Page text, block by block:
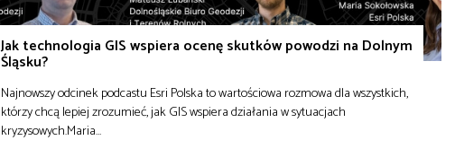
Jak technologia GIS wspiera ocenę skutków powodzi na Dolnym
Śląsku?
Najnowszy odcinek podcastu Esri Polska to wartościowa rozmowa dla wszystkich,
którzy chcą lepiej zrozumieć, jak GIS wspiera działania w sytuacjach
kryzysowych.Maria…